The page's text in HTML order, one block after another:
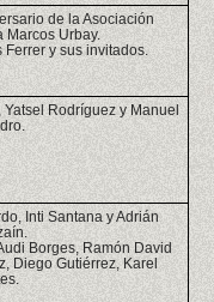
de la Asociación
Marcos Urbay.
y sus invitados.
Rodríguez y Manuel
Inti Santana y Adrián
Borges, Ramón David
Diego Gutiérrez, Karel